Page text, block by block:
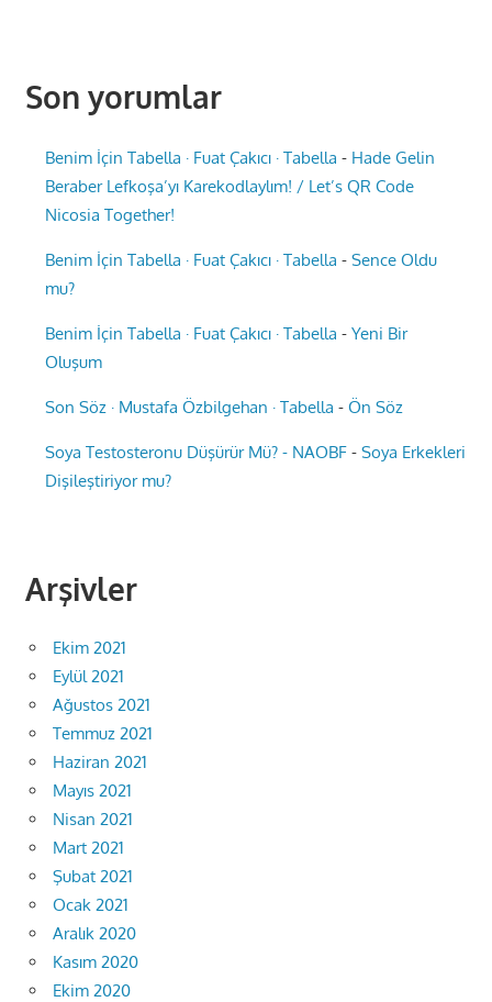
Son yorumlar
Benim İçin Tabella · Fuat Çakıcı · Tabella - Hade Gelin
Beraber Lefkoşa’yı Karekodlaylım! / Let’s QR Code
Nicosia Together!
Benim İçin Tabella · Fuat Çakıcı · Tabella -Sence Oldu
mu?
Benim İçin Tabella · Fuat Çakıcı · Tabella -Yeni Bir
Oluşum
Son Söz · Mustafa Özbilgehan · Tabella -Ön Söz
Soya Testosteronu Düşürür Mü? - NAOBF -Soya Erkekleri
Dişileştiriyor mu?
Arşivler
Ekim 2021
Eylül 2021
Ağustos 2021
Temmuz 2021
Haziran 2021
Mayıs 2021
Nisan 2021
Mart 2021
Şubat 2021
Ocak 2021
Aralık 2020
Kasım 2020
Ekim 2020